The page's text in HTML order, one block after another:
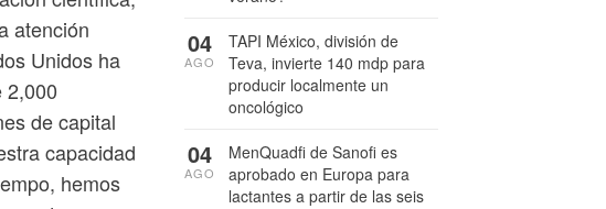
atención
Unidos ha
2,000
de capital
capacidad
hemos
TAPI México, división de
Teva, invierte 140 mdp para
producir localmente un
oncológico
04
AGO
MenQuadfi de Sanofi es
aprobado en Europa para
lactantes a partir de las seis
04
AGO